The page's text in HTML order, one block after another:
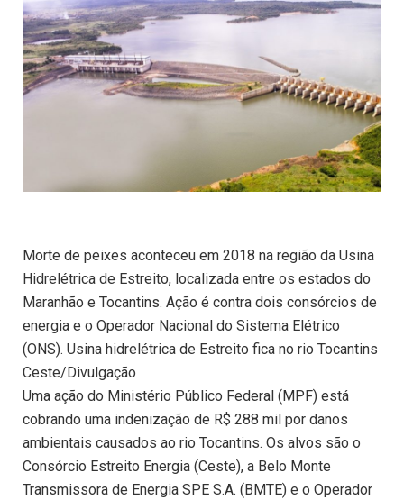
Morte de peixes aconteceu em 2018 na região da Usina
Hidrelétrica de Estreito, localizada entre os estados do
Maranhão e Tocantins. Ação é contra dois consórcios de
energia e o Operador Nacional do Sistema Elétrico
(ONS). Usina hidrelétrica de Estreito fica no rio Tocantins
Ceste/Divulgação
Uma ação do Ministério Público Federal (MPF) está
cobrando uma indenização de R$ 288 mil por danos
ambientais causados ao rio Tocantins. Os alvos são o
Consórcio Estreito Energia (Ceste), a Belo Monte
Transmissora de Energia SPE S.A. (BMTE) e o Operador